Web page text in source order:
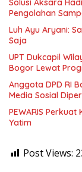
Solusi Aksara
Pengolahan
Luh Ayu Aryani:
Saja
UPT Dukcapil
Bogor Lewat
Anggota DPD RI
Media Sosial
PEWARIS
Yatim
Post Views: